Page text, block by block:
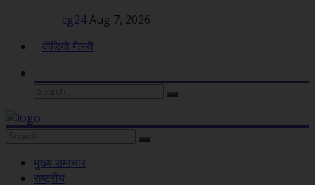
cg24Aug 7, 2026
वीडियो गैलरी
मुख्य समाचार
राष्ट्रीय